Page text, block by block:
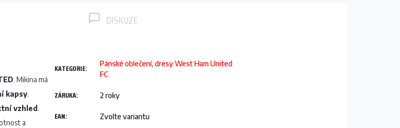
DISKUZE
. Mikina má
kapsy.
vzhled .
a
KATEGORIE:
Pánské oblečení, dresy West Ham United
FC
ZÁRUKA: 2 roky
EAN: Zvolte variantu